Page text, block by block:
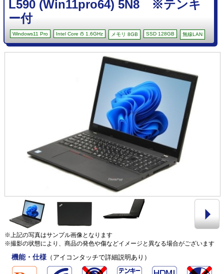
L590 (Win11pro64) 5N8 ※テンキ
ー付
Windows11 Pro Intel Core i5 1.6GHz メモリ 8GB SSD 128GB 無線LAN
※上記の写真はサンプル画像となります
※撮影の状態により、商品の発色や傷などイメージと異なる場合がございます
機能・仕様（アイコンタッチで詳細説明あり）